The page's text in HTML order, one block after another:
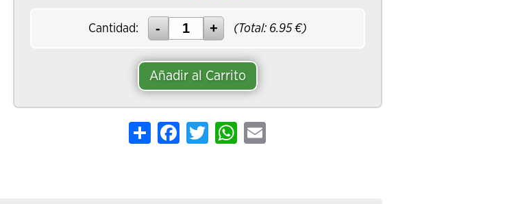
Cantidad: (Total: 6.95€)
Añadir al Carrito
Share FacebookTwitter WhatsApp